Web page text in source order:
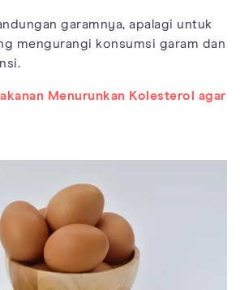
garamnya, apalagi untuk
mengurangi konsumsi garam dan
Menurunkan Kolesterol agar